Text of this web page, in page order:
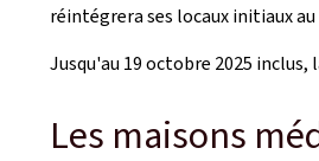
réintégrera ses locaux initiaux
Jusqu'au 19 octobre 2025
Les maisons